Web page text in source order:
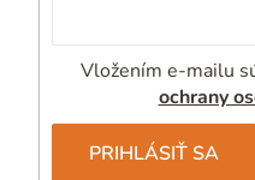
Vložením e-mailu
ochrany
PRIHLÁSIŤ SA